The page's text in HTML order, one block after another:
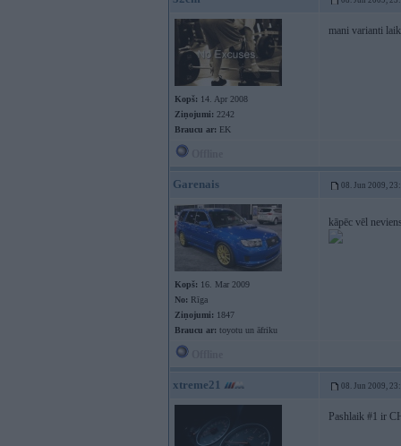
Kopš: 14. Apr 2008
Ziņojumi: 2242
Braucu ar: EK
mani varianti
Garenais 08. Jun 2009,
Kopš: 16. Mar 2009
No: Rīga
Ziņojumi: 1847
Braucu ar: toyotu un āfriku
kāpēc vēl
xtreme21 08. Jun 2009,
Pashlaik #1 ir